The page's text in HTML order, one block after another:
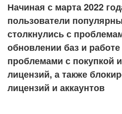
Начиная с марта 2022
пользователи
столкнулись с
обновлении баз и
проблемами с покупкой
лицензий, а также
лицензий и аккаунтов